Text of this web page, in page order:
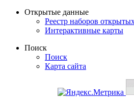
Открытые данные
Реестр наборов
Интерактивные карты
Поиск
Поиск
Карта сайта